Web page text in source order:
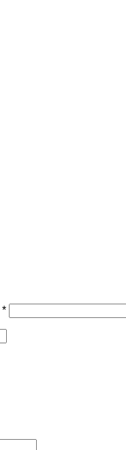
*Erforderlich